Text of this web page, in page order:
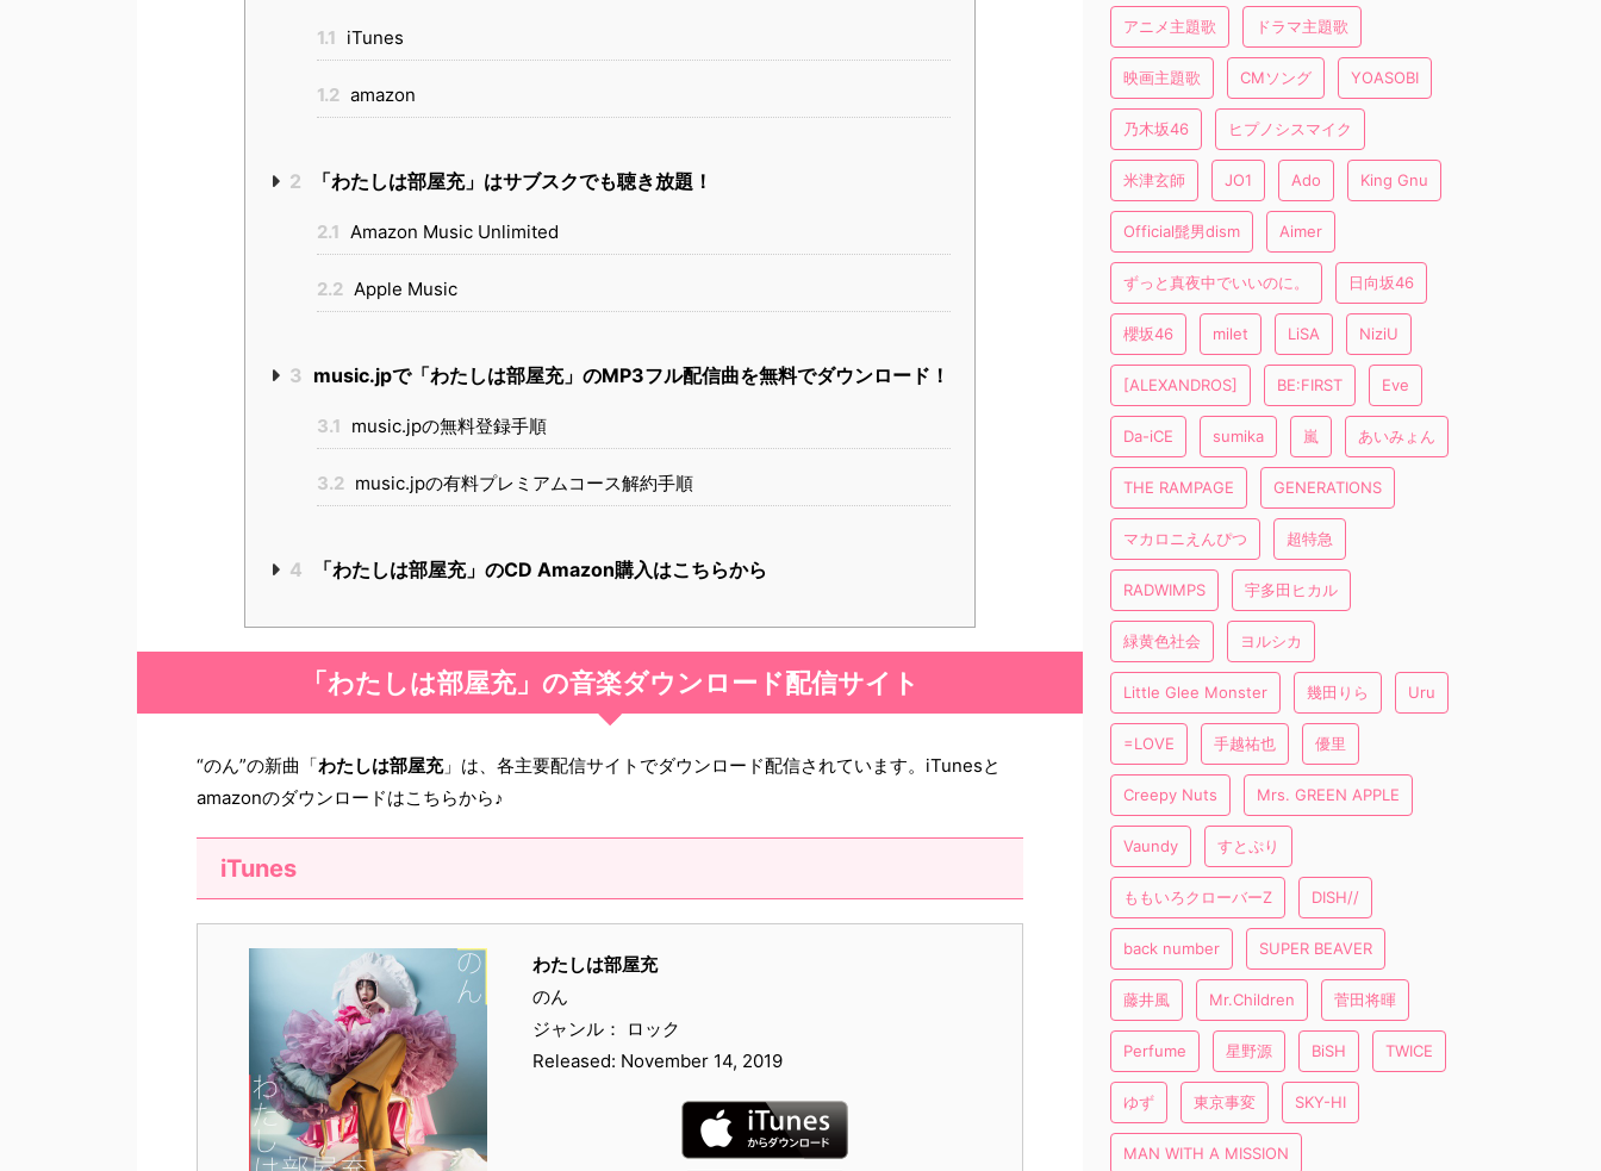
1.1 iTunes
1.2 amazon
2 「わたしは部屋充」はサブスクでも聴き放題！
2.1 Amazon Music Unlimited
2.2 Apple Music
3 music.jpで「わたしは部屋充」のMP3フル配信曲を無料でダウンロード！
3.1 music.jpの無料登録手順
3.2 music.jpの有料プレミアムコース解約手順
4 「わたしは部屋充」のCD Amazon購入はこちらから
「わたしは部屋充」の音楽ダウンロード配信サイト
“のん”の新曲「わたしは部屋充」は、各主要配信サイトでダウンロード配信されています。iTunesと
amazonのダウンロードはこちらから♪
iTunes
わたしは部屋充
のん
ジャンル： ロック
Released: November 14, 2019
アニメ主題歌 ドラマ主題歌
映画主題歌 CMソング YOASOBI
乃木坂46 ヒプノシスマイク
米津玄師 JO1 Ado King Gnu
Official髭男dism Aimer
ずっと真夜中でいいのに。 日向坂46
櫻坂46 milet LiSA NiziU
[ALEXANDROS] BE:FIRST Eve
Da-iCE sumika 嵐 あいみょん
THE RAMPAGE GENERATIONS
マカロニえんぴつ 超特急
RADWIMPS 宇多田ヒカル
緑黄色社会 ヨルシカ
Little Glee Monster 幾田りら Uru
=LOVE 手越祐也 優里
Creepy Nuts Mrs. GREEN APPLE
Vaundy すとぷり
ももいろクローバーZ DISH//
back number SUPER BEAVER
藤井風 Mr.Children 菅田将暉
Perfume 星野源 BiSH TWICE
ゆず 東京事変 SKY-HI
MAN WITH A MISSION